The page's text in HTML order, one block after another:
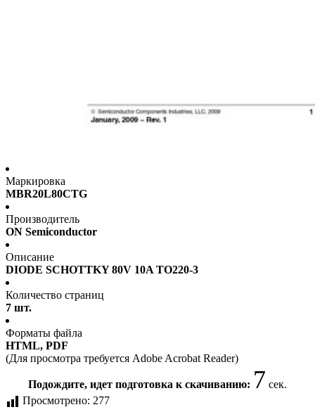
Маркировка
MBR20L80CTG
Производитель
ON Semiconductor
Описание
DIODE SCHOTTKY 80V 10A TO220-3
Количество страниц
7 шт.
Форматы файла
HTML, PDF
(Для просмотра требуется Adobe Acrobat Reader)
Подождите, идет подготовка к скачиванию: 7 сек.
Просмотрено: 277